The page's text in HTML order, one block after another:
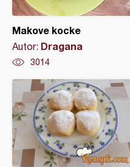
Makove kocke
Autor: Dragana
3014